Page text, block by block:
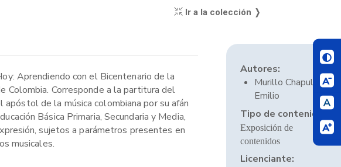
Ir a la colección ❭
Aprendiendo con el Bicentenario de la
Colombia. Corresponde a la partitura del
de la música colombiana por su afán
Básica Primaria, Secundaria y Media,
sujetos a parámetros presentes en
musicales.
Autores:
Murillo Chapull,
Emilio
Tipo de contenido:
Exposición de
contenidos
Licenciante: